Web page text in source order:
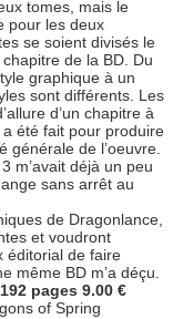
tomes, mais le
pour les deux
se soient divisés le
de la BD. Du
graphique à un
sont différents. Les
d’un chapitre à
a été fait pour produire
générale de l’oeuvre.
m’avait déjà un peu
sans arrêt au
de Dragonlance,
et voudront
éditorial de faire
même BD m’a déçu.
192 pages 9.00 €
of Spring